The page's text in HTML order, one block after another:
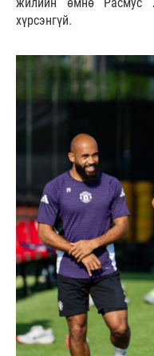
хүрсэнгүй.